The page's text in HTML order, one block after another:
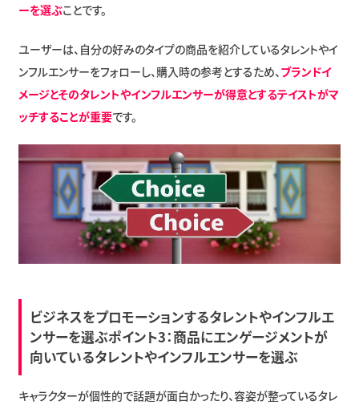
ーを選ぶことです。
ユーザーは、自分の好みのタイプの商品を紹介しているタレントやイ
ンフルエンサーをフォローし、購入時の参考とするため、 ブランドイ
メージとそのタレントやインフルエンサーが得意とするテイストがマ
ッチすることが重要です。
ビジネスをプロモーションするタレントやインフルエ
ンサーを選ぶポイント3：商品にエンゲージメントが
向いているタレントやインフルエンサーを選ぶ
キャラクターが個性的で話題が面白かったり、容姿が整っているタレ